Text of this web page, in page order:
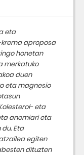
eta
aproposa
honetan
merkatuko
duen
eta magnesio
eta
anemiari eta
Eta
egiten
dituzten